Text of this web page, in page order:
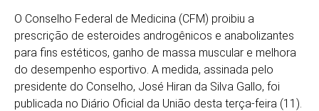
O Conselho Federal de Medicina (CFM) proibiu a
prescrição de esteroides androgênicos e anabolizantes
para fins estéticos, ganho de massa muscular e melhora
do desempenho esportivo. A medida, assinada pelo
presidente do Conselho, José Hiran da Silva Gallo, foi
publicada no Diário Oficial da União desta terça-feira (11).